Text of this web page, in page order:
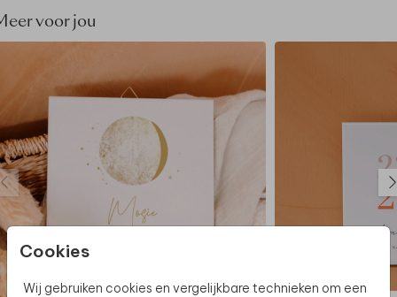
Cookies
Wij gebruiken cookies en vergelijkbare technieken om een
voor jou